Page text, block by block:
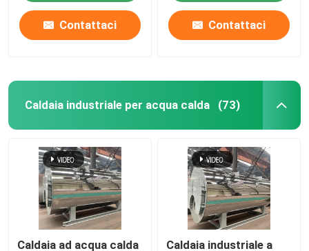
Contattaci Contattaci
Caldaia industriale per acqua calda (73)
Caldaia ad acqua calda
Caldaia industriale a